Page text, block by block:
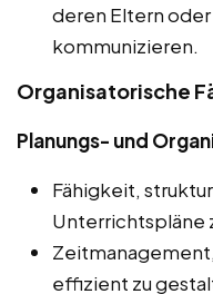
deren Eltern
kommunizieren.
Organisatorische
Planungs- und
Fähigkeit,
Unterrichtspläne
effizient zu